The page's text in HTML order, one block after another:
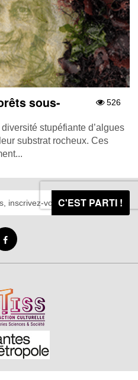
526
sous-
stupéfiante d’algues
substrat rocheux. Ces
C'EST PARTI !